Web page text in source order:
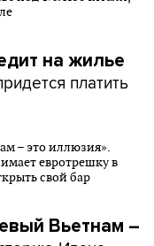
на жилье
платить
Вьетнам –